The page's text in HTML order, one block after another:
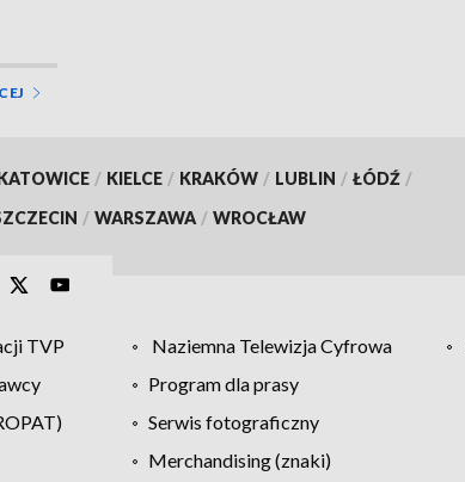
/ KIELCE / KRAKÓW / LUBLIN / ŁÓDŹ /
/ WARSZAWA / WROCŁAW
TVP Naziemna Telewizja Cyfrowa
Program dla prasy
Serwis fotograficzny
Merchandising (znaki)